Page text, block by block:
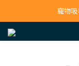
寵物
寵物